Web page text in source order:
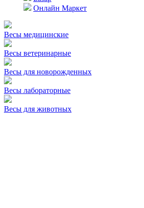
Онлайн Маркет
Весы медицинские
Весы ветеринарные
Весы для новорожденных
Весы лабораторные
Весы для животных